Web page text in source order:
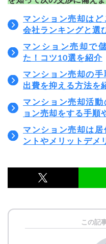
マンション売却は
会社ランキングと選
マンション売却で
た！コツ10選を紹介
マンション売却の
出費を抑える方法を
マンション売却活
ョン売却をする手順
マンション売却は
ントやメリットデメ
この記